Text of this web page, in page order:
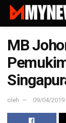
MB
oleh 09/04/2019